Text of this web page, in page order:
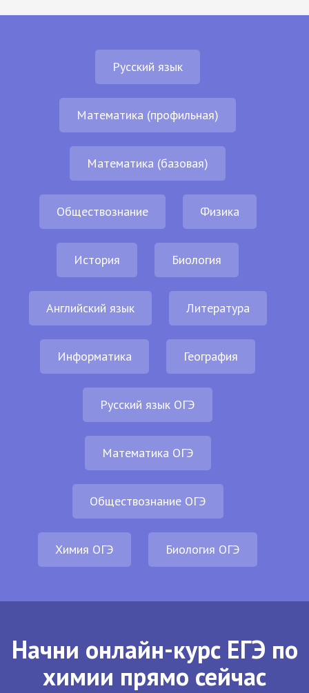
Русский язык
Математика (профильная)
Математика (базовая)
Обществознание Физика
История Биология
Английский язык Литература
Информатика География
Русский язык ОГЭ
Математика ОГЭ
Обществознание ОГЭ
Химия ОГЭ Биология ОГЭ
Начни онлайн-курс ЕГЭ по
химии прямо сейчас